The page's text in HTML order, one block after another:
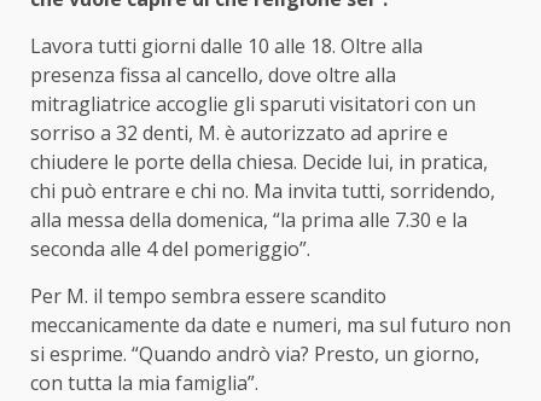
Lavora tutti giorni dalle 10 alle 18. Oltre alla
presenza fissa al cancello, dove oltre alla
mitragliatrice accoglie gli sparuti visitatori con un
sorriso a 32 denti, M. è autorizzato ad aprire e
chiudere le porte della chiesa. Decide lui, in pratica,
chi può entrare e chi no. Ma invita tutti, sorridendo,
alla messa della domenica, “la prima alle 7.30 e la
seconda alle 4 del pomeriggio”.
Per M. il tempo sembra essere scandito
meccanicamente da date e numeri, ma sul futuro non
si esprime. “Quando andrò via? Presto, un giorno,
con tutta la mia famiglia”.